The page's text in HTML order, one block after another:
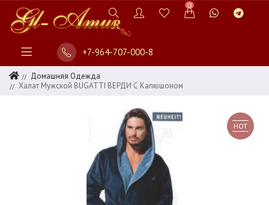
0
+7-964-707-000-8
Домашняя Одежда
Халат Мужской BUGATTI ВЕРДИ С Капюшоном
HOT